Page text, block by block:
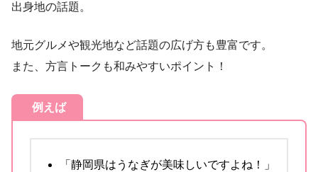
出身地の話題。
地元グルメや観光地など話題の広げ方も豊富です。
また、方言トークも和みやすいポイント！
例えば
「静岡県はうなぎが美味しいですよね！」